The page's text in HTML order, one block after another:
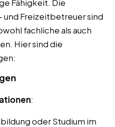
Fähigkeit. Die
Freizeitbetreuer sind
fachliche als auch
Hier sind die
:
oder Studium im